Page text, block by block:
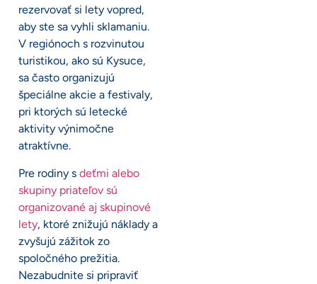
rezervovať si lety vopred,
aby ste sa vyhli sklamaniu.
V regiónoch s rozvinutou
turistikou, ako sú Kysuce,
sa často organizujú
špeciálne akcie a festivaly,
pri ktorých sú letecké
aktivity výnimočne
atraktívne.
Pre rodiny s deťmi alebo
skupiny priateľov sú
organizované aj skupinové
lety, ktoré znižujú náklady a
zvyšujú zážitok zo
spoločného prežitia.
Nezabudnite si pripraviť